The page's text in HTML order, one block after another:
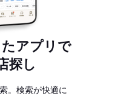
アプリで
探し
。検索が快適に